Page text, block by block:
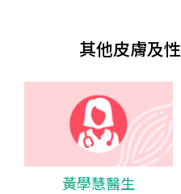
其他皮膚及
黃學慧醫生